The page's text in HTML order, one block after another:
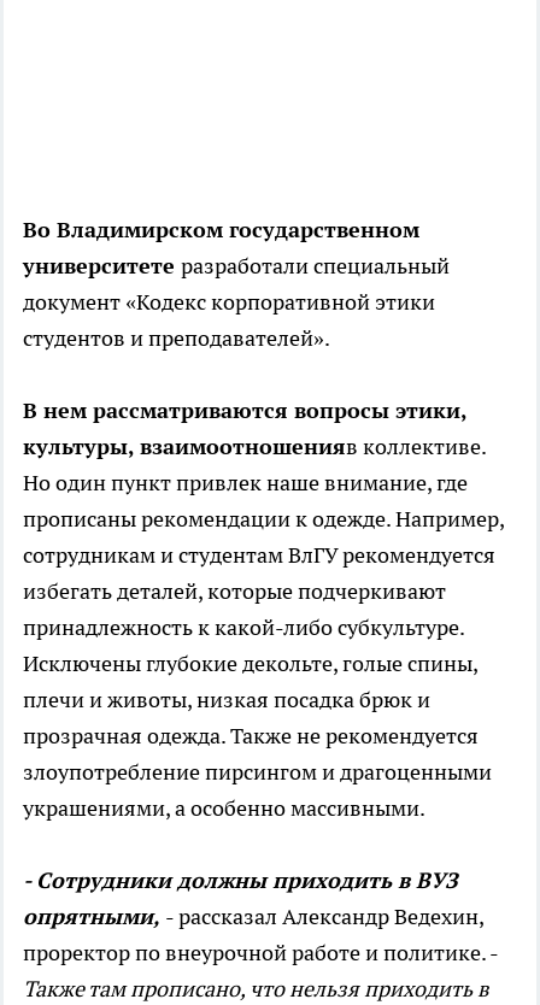
Во Владимирском государственном
университете разработали специальный
документ «Кодекс корпоративной этики
студентов и преподавателей».
В нем рассматриваются вопросы этики,
культуры, взаимоотношенияв коллективе.
Но один пункт привлек наше внимание, где
прописаны рекомендации к одежде. Например,
сотрудникам и студентам ВлГУ рекомендуется
избегать деталей, которые подчеркивают
принадлежность к какой-либо субкультуре.
Исключены глубокие декольте, голые спины,
плечи и животы, низкая посадка брюк и
прозрачная одежда. Также не рекомендуется
злоупотребление пирсингом и драгоценными
украшениями, а особенно массивными.
- Сотрудники должны приходить в ВУЗ
опрятными, - рассказал Александр Ведехин,
проректор по внеурочной работе и политике. -
Также там прописано, что нельзя приходить в